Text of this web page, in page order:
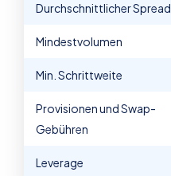
Durchschnittlicher Spread
Mindestvolumen
Min. Schrittweite
Provisionen und Swap-
Gebühren
Leverage